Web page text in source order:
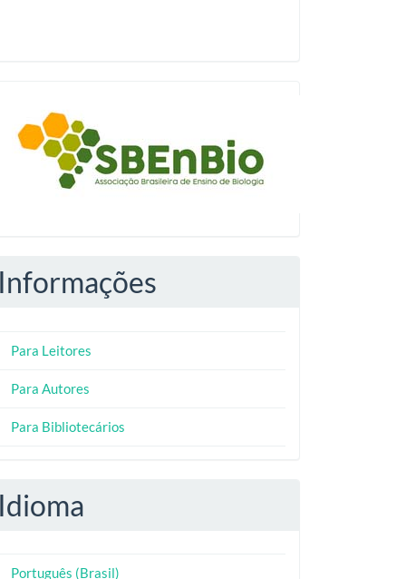
blocologosbenbio
Informações
Para Leitores
Para Autores
Para Bibliotecários
Idioma
Português (Brasil)